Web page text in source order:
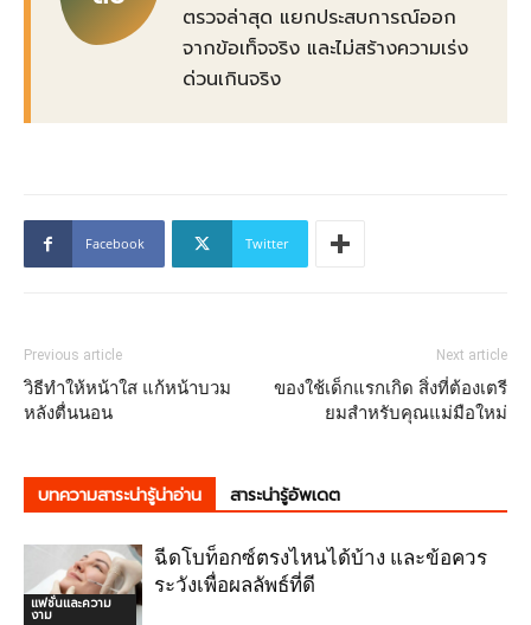
ตรวจล่าสุด แยกประสบการณ์ออก
จากข้อเท็จจริง และไม่สร้างความเร่ง
ด่วนเกินจริง
Facebook Twitter
Previous article
วิธีทําให้หน้าใส แก้หน้าบวม
หลังตื่นนอน
Next article
ของใช้เด็กแรกเกิด สิ่งที่ต้องเตรี
ยมสำหรับคุณแม่มือใหม่
บทความสาระน่ารู้น่าอ่าน สาระน่ารู้อัพเดต
แฟชั่นและความ
งาม
ฉีดโบท็อกซ์ตรงไหนได้บ้าง และข้อควร
ระวังเพื่อผลลัพธ์ที่ดี